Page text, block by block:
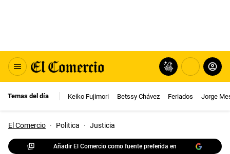
Temas del día Keiko Fujimori Betssy Chávez Feriados Jorge
El Comercio · Politica · Justicia
Añadir El Comercio como fuente preferida en